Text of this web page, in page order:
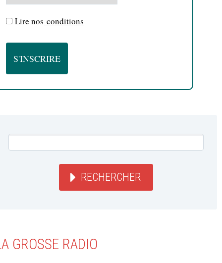
Lire nos conditions
RECHERCHER
GROSSE RADIO